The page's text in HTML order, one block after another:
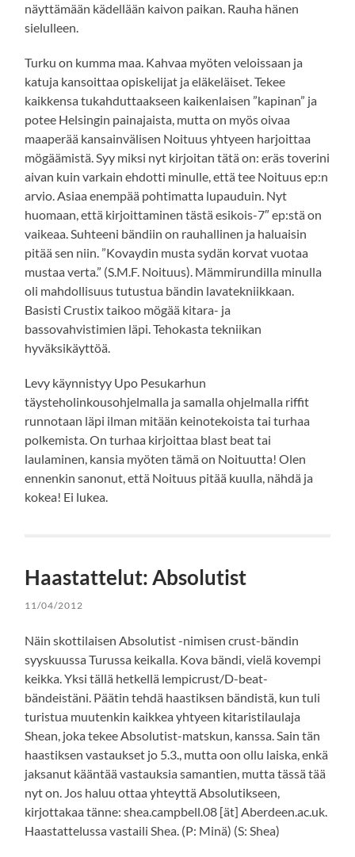
näyttämään kädellään kaivon paikan. Rauha hänen
sielulleen.
Turku on kumma maa. Kahvaa myöten veloissaan ja
katuja kansoittaa opiskelijat ja eläkeläiset. Tekee
kaikkensa tukahduttaakseen kaikenlaisen ”kapinan” ja
potee Helsingin painajaista, mutta on myös oivaa
maaperää kansainvälisen Noituus yhtyeen harjoittaa
mögäämistä. Syy miksi nyt kirjoitan tätä on: eräs toverini
aivan kuin varkain ehdotti minulle, että tee Noituus ep:n
arvio. Asiaa enempää pohtimatta lupauduin. Nyt
huomaan, että kirjoittaminen tästä esikois-7″ ep:stä on
vaikeaa. Suhteeni bändiin on rauhallinen ja haluaisin
pitää sen niin. ”Kovaydin musta sydän korvat vuotaa
mustaa verta.” (S.M.F. Noituus). Mämmirundilla minulla
oli mahdollisuus tutustua bändin lavatekniikkaan.
Basisti Crustix taikoo mögää kitara- ja
bassovahvistimien läpi. Tehokasta tekniikan
hyväksikäyttöä.
Levy käynnistyy Upo Pesukarhun
täysteholinkousohjelmalla ja samalla ohjelmalla riffit
runnotaan läpi ilman mitään keinotekoista tai turhaa
polkemista. On turhaa kirjoittaa blast beat tai
laulaminen, kansia myöten tämä on Noituutta! Olen
ennenkin sanonut, että Noituus pitää kuulla, nähdä ja
kokea! Ei lukea.
Haastattelut: Absolutist
11/04/2012
Näin skottilaisen Absolutist -nimisen crust-bändin
syyskuussa Turussa keikalla. Kova bändi, vielä kovempi
keikka. Yksi tällä hetkellä lempicrust/D-beat-
bändeistäni. Päätin tehdä haastiksen bändistä, kun tuli
turistua muutenkin kaikkea yhtyeen kitaristilaulaja
Shean, joka tekee Absolutist-matskun, kanssa. Sain tän
haastiksen vastaukset jo 5.3., mutta oon ollu laiska, enkä
jaksanut kääntää vastauksia samantien, mutta tässä tää
nyt on. Jos haluu ottaa yhteyttä Absolutikseen,
kirjottakaa tänne: shea.campbell.08 [ät] Aberdeen.ac.uk.
Haastattelussa vastaili Shea. (P: Minä) (S: Shea)